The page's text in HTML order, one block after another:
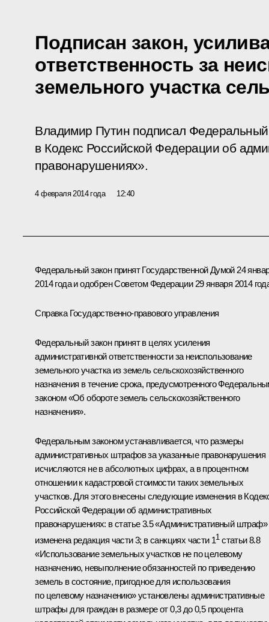
Подписан закон,
ответственность за
земельного участка
Владимир Путин подписал
в Кодекс Российской Федерации об
правонарушениях».
4 февраля 2014 года 12:40
Федеральный закон принят Государственной Думой 24
2014 года и одобрен Советом Федерации 29 января 2014
Справка Государственно-правового управления
Федеральный закон принят в целях усиления
административной ответственности за неиспользование
земельного участка из земель сельскохозяйственного
назначения в течение срока, предусмотренного
законом «Об обороте земель сельскохозяйственного
назначения».
Федеральным законом устанавливается, что размеры
административных штрафов за указанные правонарушения
исчисляются не в абсолютных цифрах, а в процентном
отношении к кадастровой стоимости таких земельных
участков. Для этого внесены следующие изменения в
Российской Федерации об административных
правонарушениях: в статье 3.5 «Административный штраф»
изменена редакция части 3; в санкциях части 11статьи 8.8
«Использование земельных участков не по целевому
назначению, невыполнение обязанностей по приведению
земель в состояние, пригодное для использования
по целевому назначению» установлены административные
штрафы для граждан в размере от 0,3 до 0,5 процента